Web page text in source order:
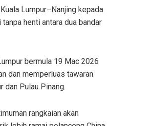
Lumpur–Nanjing kepada
henti antara dua bandar
bermula 19 Mac 2026
dan memperluas tawaran
dan Pulau Pinang.
rangkaian akan